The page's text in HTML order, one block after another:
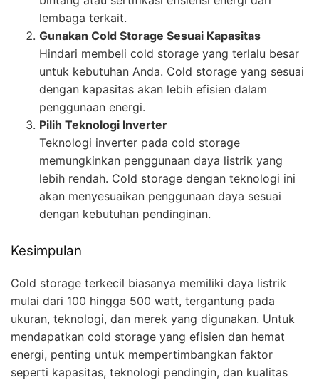
lembaga terkait.
Gunakan Cold Storage Sesuai Kapasitas
Hindari membeli cold storage yang terlalu besar
untuk kebutuhan Anda. Cold storage yang sesuai
dengan kapasitas akan lebih efisien dalam
penggunaan energi.
Pilih Teknologi Inverter
Teknologi inverter pada cold storage
memungkinkan penggunaan daya listrik yang
lebih rendah. Cold storage dengan teknologi ini
akan menyesuaikan penggunaan daya sesuai
dengan kebutuhan pendinginan.
Kesimpulan
Cold storage terkecil biasanya memiliki daya listrik
mulai dari 100 hingga 500 watt, tergantung pada
ukuran, teknologi, dan merek yang digunakan. Untuk
mendapatkan cold storage yang efisien dan hemat
energi, penting untuk mempertimbangkan faktor
seperti kapasitas, teknologi pendingin, dan kualitas